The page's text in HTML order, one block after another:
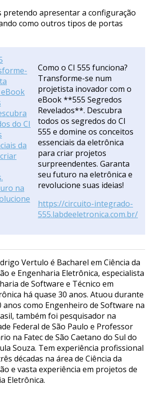
pretendo apresentar a configuração
como outros tipos de portas
Como o CI 555 funciona?
Transforme-se num
projetista inovador com o
eBook **555 Segredos
Revelados**. Descubra
todos os segredos do CI
555 e domine os conceitos
essenciais da eletrônica
para criar projetos
surpreendentes. Garanta
seu futuro na eletrônica e
revolucione suas ideias!
https://circuito-integrado-
555.labdeeletronica.com.br/
Vertulo é Bacharel em Ciência da
e Engenharia Eletrônica, especialista
de Software e Técnico em
há quase 30 anos. Atuou durante
anos como Engenheiro de Software na
também foi pesquisador na
Federal de São Paulo e Professor
na Fatec de São Caetano do Sul do
Souza. Tem experiência profissional
décadas na área de Ciência da
e vasta experiência em projetos de
Eletrônica.